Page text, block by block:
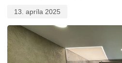
13. apríla 2025